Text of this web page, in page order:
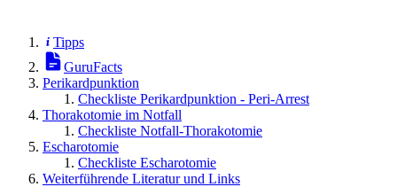
Tipps
GuruFacts
Perikardpunktion
Checkliste Perikardpunktion - Peri-Arrest
Thorakotomie im Notfall
Checkliste Notfall-Thorakotomie
Escharotomie
Checkliste Escharotomie
Weiterführende Literatur und Links